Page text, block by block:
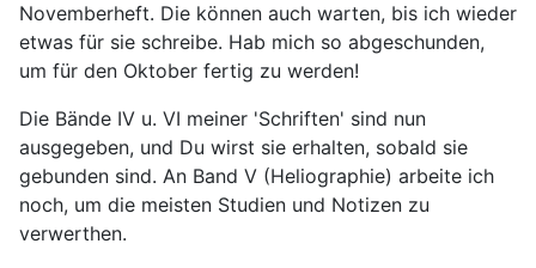
Novemberheft. Die können auch warten, bis ich wieder
etwas für sie schreibe. Hab mich so abgeschunden,
um für den Oktober fertig zu werden!
Die Bände IV u. VI meiner 'Schriften' sind nun
ausgegeben, und Du wirst sie erhalten, sobald sie
gebunden sind. An Band V (Heliographie) arbeite ich
noch, um die meisten Studien und Notizen zu
verwerthen.